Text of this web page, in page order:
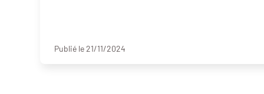
Publié le 21/11/2024